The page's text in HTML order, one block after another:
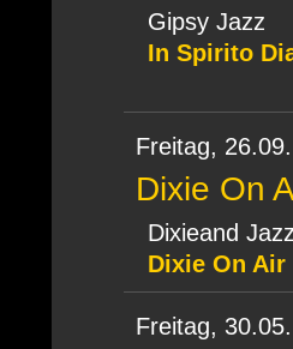
Gipsy Jazz
In Spirito
Freitag,
Dixie On
Dixieand
Dixie On Air
Freitag,